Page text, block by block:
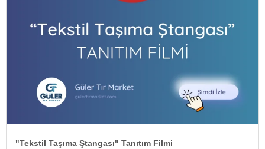
"Tekstil Taşıma Ştangası" Tanıtım Filmi